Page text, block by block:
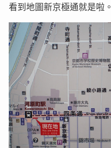
看到地圖新京極通就是啦。